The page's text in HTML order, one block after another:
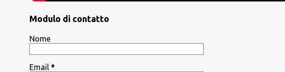
Modulo di contatto
Nome
Email *